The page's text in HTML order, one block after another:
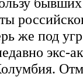
же под
экс-